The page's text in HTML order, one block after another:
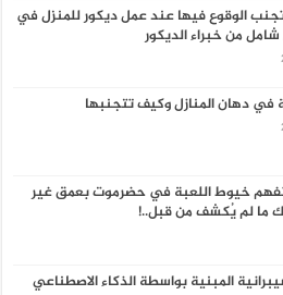
الوقوع فيها عند عمل ديكور للمنزل في
في دهان المنازل وكيف تتجنبها
خيوط اللعبة في حضرموت بعمق غير
ما لم يُكشف من قبل..!
المبنية بواسطة الذكاء الاصطناعي